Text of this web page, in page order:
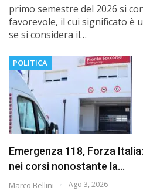
primo semestre del 2026 si
favorevole, il cui significato è
se si considera il…
POLITICA
Emergenza 118, Forza
nei corsi nonostante la…
Marco Bellini Ago 3, 2026